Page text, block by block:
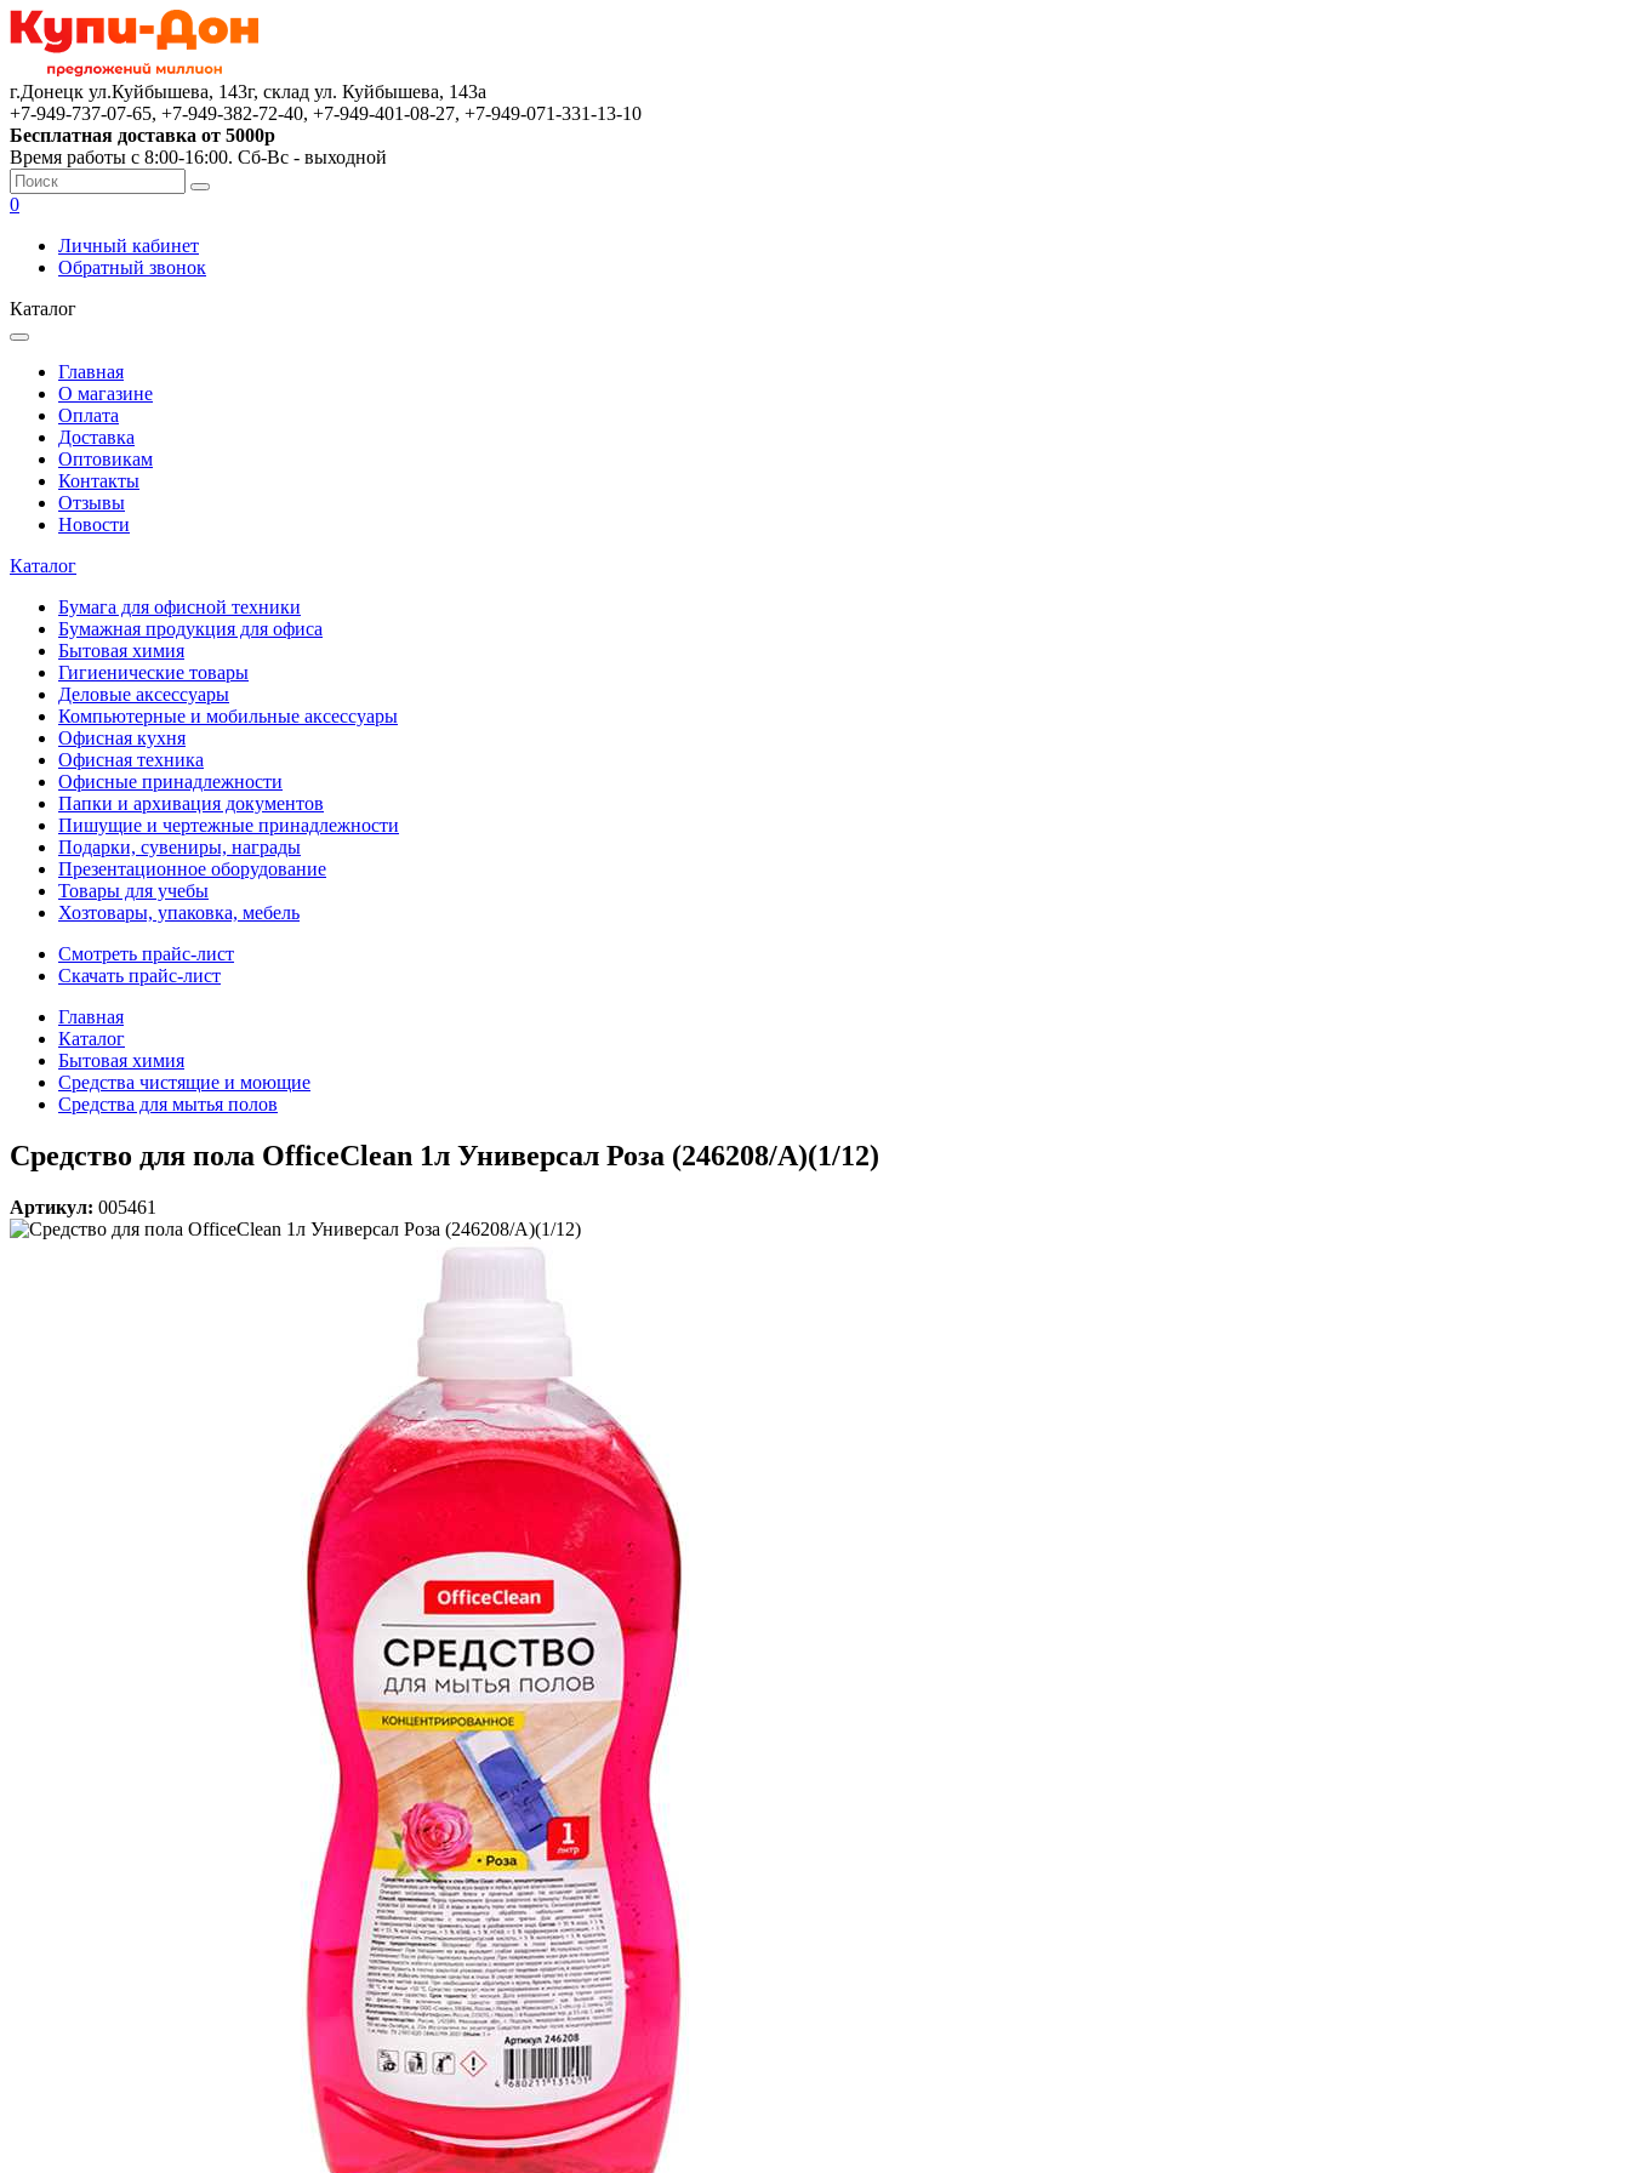
г.Донецк ул.Куйбышева, 143г, склад ул. Куйбышева, 143а
+7-949-737-07-65, +7-949-382-72-40, +7-949-401-08-27, +7-949-071-331-13-10
Бесплатная доставка от 5000р
Время работы с 8:00-16:00. Сб-Вс - выходной
0
Личный кабинет
Обратный звонок
Каталог
Главная
О магазине
Оплата
Доставка
Оптовикам
Контакты
Отзывы
Новости
Каталог
Бумага для офисной техники
Бумажная продукция для офиса
Бытовая химия
Гигиенические товары
Деловые аксессуары
Компьютерные и мобильные аксессуары
Офисная кухня
Офисная техника
Офисные принадлежности
Папки и архивация документов
Пишущие и чертежные принадлежности
Подарки, сувениры, награды
Презентационное оборудование
Товары для учебы
Хозтовары, упаковка, мебель
Смотреть прайс-лист
Скачать прайс-лист
Главная
Каталог
Бытовая химия
Средства чистящие и моющие
Средства для мытья полов
Средство для пола OfficeClean 1л Универсал Роза (246208/А)(1/12)
Артикул: 005461